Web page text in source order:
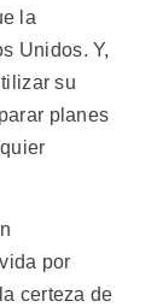
la
Unidos. Y,
su
planes
por
certeza de